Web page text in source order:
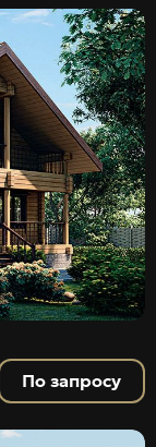
По запросу